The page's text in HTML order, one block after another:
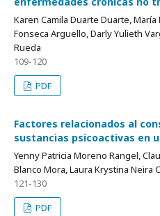
Karen Camila Duarte Duarte,
Fonseca Arguello, Darly Yulieth
Rueda
109-120
PDF
Factores relacionados al
sustancias psicoactivas en
Yenny Patricia Moreno Rangel,
Blanco Mora, Laura Krystina Neira
121-130
PDF